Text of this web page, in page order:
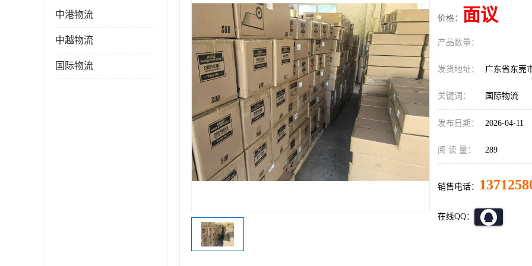
中港物流
中越物流
国际物流
价格： 面议
产品数量：
发货地址： 广东省东莞
关键词： 国际物流
发布日期： 2026-04-11
阅 读 量： 289
销售电话：
在线QQ：